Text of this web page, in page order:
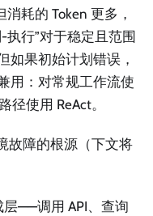
耗的 Token 更多，
执行”对于稳定且范围
如果初始计划错误，
用：对常规工作流使
径使用 ReAct。
故障的根源（下文将
层——调用 API、查询